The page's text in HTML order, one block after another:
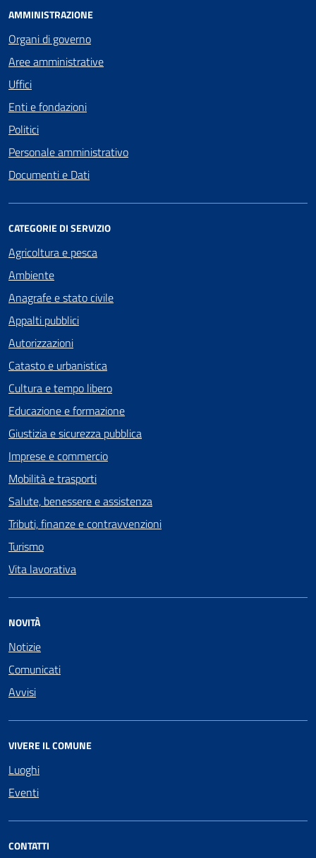
AMMINISTRAZIONE
Organi di governo
Aree amministrative
Uffici
Enti e fondazioni
Politici
Personale amministrativo
Documenti e Dati
CATEGORIE DI SERVIZIO
Agricoltura e pesca
Ambiente
Anagrafe e stato civile
Appalti pubblici
Autorizzazioni
Catasto e urbanistica
Cultura e tempo libero
Educazione e formazione
Giustizia e sicurezza pubblica
Imprese e commercio
Mobilità e trasporti
Salute, benessere e assistenza
Tributi, finanze e contravvenzioni
Turismo
Vita lavorativa
NOVITÀ
Notizie
Comunicati
Avvisi
VIVERE IL COMUNE
Luoghi
Eventi
CONTATTI